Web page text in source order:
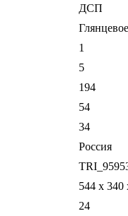
ДСП
Глянцевое
1
5
194
54
34
Россия
544 x 340
24